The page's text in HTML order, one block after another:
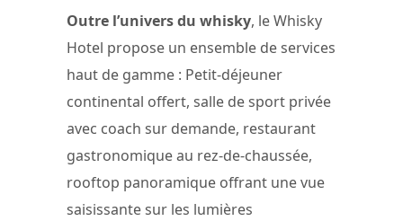
Outre l’univers du whisky, le Whisky
Hotel propose un ensemble de services
haut de gamme : Petit-déjeuner
continental offert, salle de sport privée
avec coach sur demande, restaurant
gastronomique au rez-de-chaussée,
rooftop panoramique offrant une vue
saisissante sur les lumières